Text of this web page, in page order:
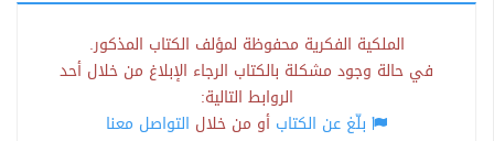
الملكية الفكرية محفوظة لمؤلف الكتاب المذكور.
في حالة وجود مشكلة بالكتاب الرجاء الإبلاغ من خلال أحد
الروابط التالية:
بلّغ عن الكتاب أو من خلال التواصل معنا